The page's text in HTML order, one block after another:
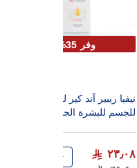
وفر 35%
نيفيا ريبير آند كير لوشن
للجسم للبشرة الجافة جدًا
٢٣٫٠٨